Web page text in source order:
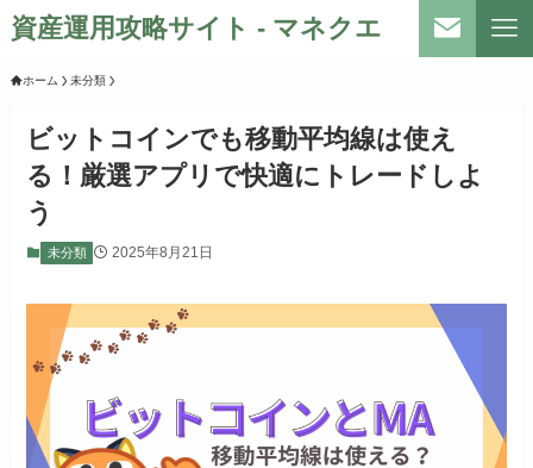
資産運用攻略サイト - マネクエ
ホーム 未分類
ビットコインでも移動平均線は使え
る！厳選アプリで快適にトレードしよ
う
未分類 2025年8月21日